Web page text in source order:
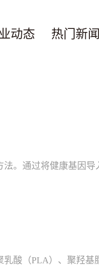
动态 热门新闻
。通过将健康基因
酸（PLA）、聚羟基